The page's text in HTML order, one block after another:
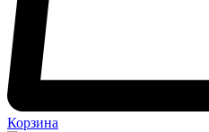
Корзина